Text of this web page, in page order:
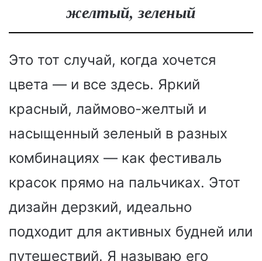
желтый, зеленый
Это тот случай, когда хочется
цвета — и все здесь. Яркий
красный, лаймово-желтый и
насыщенный зеленый в разных
комбинациях — как фестиваль
красок прямо на пальчиках. Этот
дизайн дерзкий, идеально
подходит для активных будней или
путешествий. Я называю его